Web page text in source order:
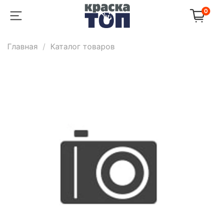
0
Главная Каталог товаров